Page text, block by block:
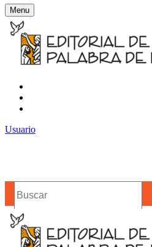
Editorial de la
Contacto
Noticias
Usuario
Menu
Buscar